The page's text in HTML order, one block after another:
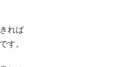
れば
す。